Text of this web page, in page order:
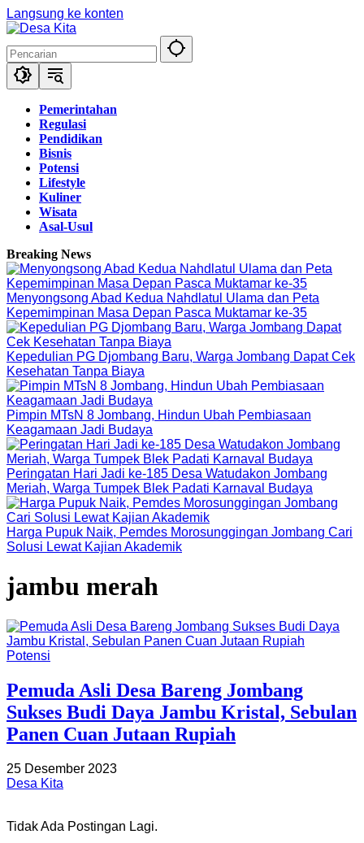
Langsung ke konten
Pemerintahan
Regulasi
Pendidikan
Bisnis
Potensi
Lifestyle
Kuliner
Wisata
Asal-Usul
Breaking News
Menyongsong Abad Kedua Nahdlatul Ulama dan Peta
Kepemimpinan Masa Depan Pasca Muktamar ke-35
Kepedulian PG Djombang Baru, Warga Jombang Dapat Cek
Kesehatan Tanpa Biaya
Pimpin MTsN 8 Jombang, Hindun Ubah Pembiasaan
Keagamaan Jadi Budaya
Peringatan Hari Jadi ke-185 Desa Watudakon Jombang
Meriah, Warga Tumpek Blek Padati Karnaval Budaya
Harga Pupuk Naik, Pemdes Morosunggingan Jombang Cari
Solusi Lewat Kajian Akademik
jambu merah
Potensi
Pemuda Asli Desa Bareng Jombang
Sukses Budi Daya Jambu Kristal, Sebulan
Panen Cuan Jutaan Rupiah
25 Desember 2023
Desa Kita
Tidak Ada Postingan Lagi.